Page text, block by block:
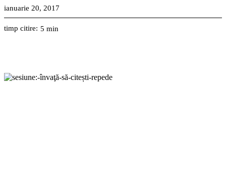
ianuarie 20, 2017
timp citire: 5 min